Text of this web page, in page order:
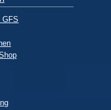
GFS